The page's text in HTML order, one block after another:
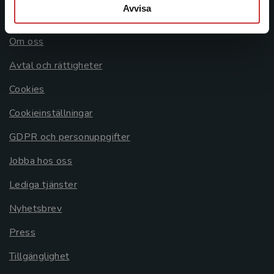
Avvisa
Om oss
Avtal och rättigheter
Cookies
Cookieinställningar
GDPR och personuppgifter
Jobba hos oss
Lediga tjänster
Nyhetsbrev
Press
Tillgänglighet